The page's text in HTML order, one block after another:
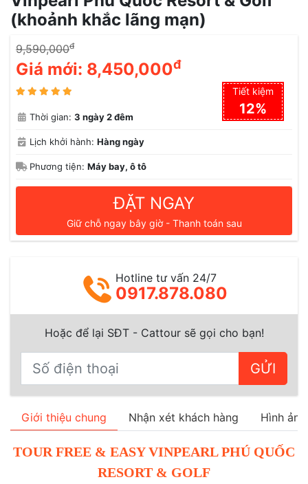
(khoảnh khắc lãng mạn)
Giới thiệu chung Nhận xét khách hàng Hình ảnh
TOUR FREE & EASY VINPEARL PHÚ QUỐC
RESORT & GOLF
9,590,000đ
Giá mới: 8,450,000đ
Tiết kiệm
12%
Thời gian:3 ngày 2 đêm
Lịch khởi hành:Hàng ngày
Phương tiện:Máy bay, ô tô
ĐẶT NGAY
Giữ chỗ ngay bây giờ - Thanh toán sau
Hotline tư vấn 24/7
0917.878.080
Hoặc để lại SĐT - Cattour sẽ gọi cho bạn!
GỬI